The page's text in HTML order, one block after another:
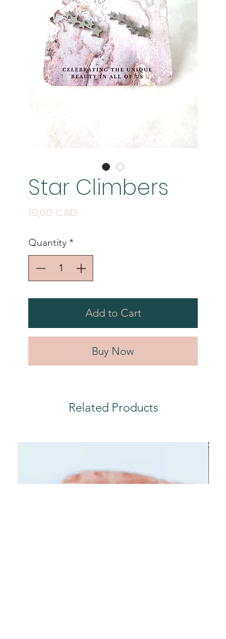
Star Climbers
19,00 CAD
Quantity *
Add to Cart
Buy Now
Related Products